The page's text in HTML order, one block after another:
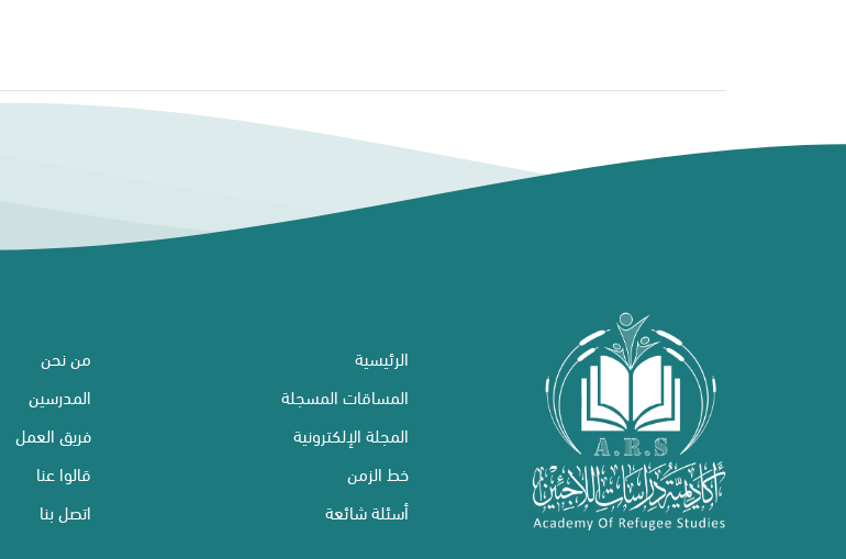
الرئيسية
المساقات المسجلة
المجلة الإلكترونية
خط الزمن
أسئلة شائعة
من نحن
المدرسين
فريق العمل
قالوا عنا
اتصل بنا